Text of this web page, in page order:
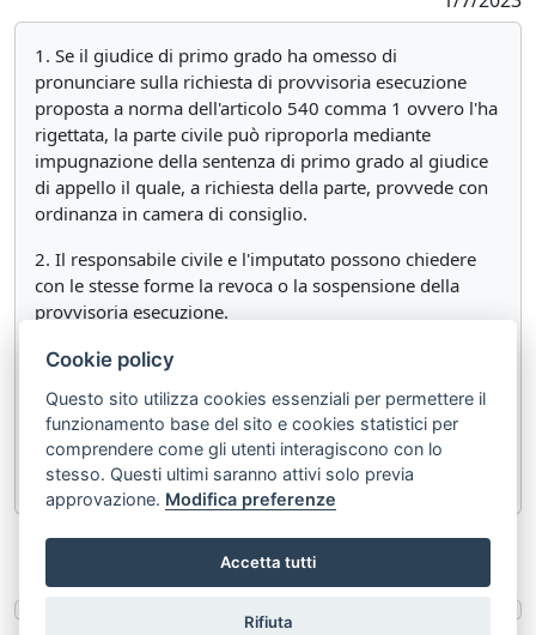
1. Se il giudice di primo grado ha omesso di
pronunciare sulla richiesta di provvisoria esecuzione
proposta a norma dell'articolo 540 comma 1 ovvero l'ha
rigettata, la parte civile può riproporla mediante
impugnazione della sentenza di primo grado al giudice
di appello il quale, a richiesta della parte, provvede con
ordinanza in camera di consiglio.
2. Il responsabile civile e l'imputato possono chiedere
con le stesse forme la revoca o la sospensione della
provvisoria esecuzione.
3. Su richiesta delle stesse parti, il giudice di appello può
sospesa l'esecuzione della condanna al pagamento della
provvisionale quando possa derivarne grave e
irreparabile danno.
Articolo 599 bis Articolo 601
Cookie policy
Questo sito utilizza cookies essenziali per permettere il
funzionamento base del sito e cookies statistici per
comprendere come gli utenti interagiscono con lo
stesso. Questi ultimi saranno attivi solo previa
approvazione. Modifica preferenze
Accetta tutti
Rifiuta